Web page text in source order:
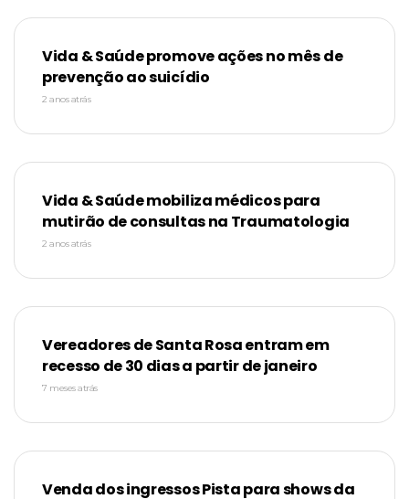
Vida & Saúde promove ações no mês de
prevenção ao suicídio
2 anos atrás
Vida & Saúde mobiliza médicos para
mutirão de consultas na Traumatologia
2 anos atrás
Vereadores de Santa Rosa entram em
recesso de 30 dias a partir de janeiro
7 meses atrás
Venda dos ingressos Pista para shows da